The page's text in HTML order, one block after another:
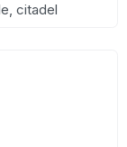
citadel